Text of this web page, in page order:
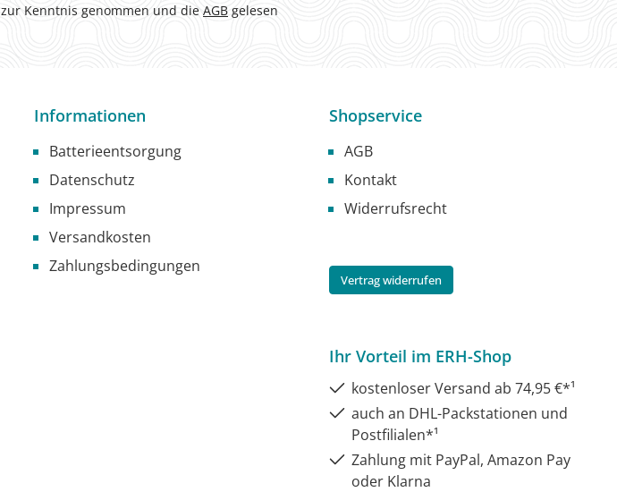
zur Kenntnis genommen und die AGB gelesen
Informationen
Batterieentsorgung
Datenschutz
Impressum
Versandkosten
Zahlungsbedingungen
Shopservice
AGB
Kontakt
Widerrufsrecht
Vertrag widerrufen
Ihr Vorteil im ERH-Shop
kostenloser Versand ab 74,95 €*¹
auch an DHL-Packstationen und
Postfilialen*¹
Zahlung mit PayPal, Amazon Pay
oder Klarna